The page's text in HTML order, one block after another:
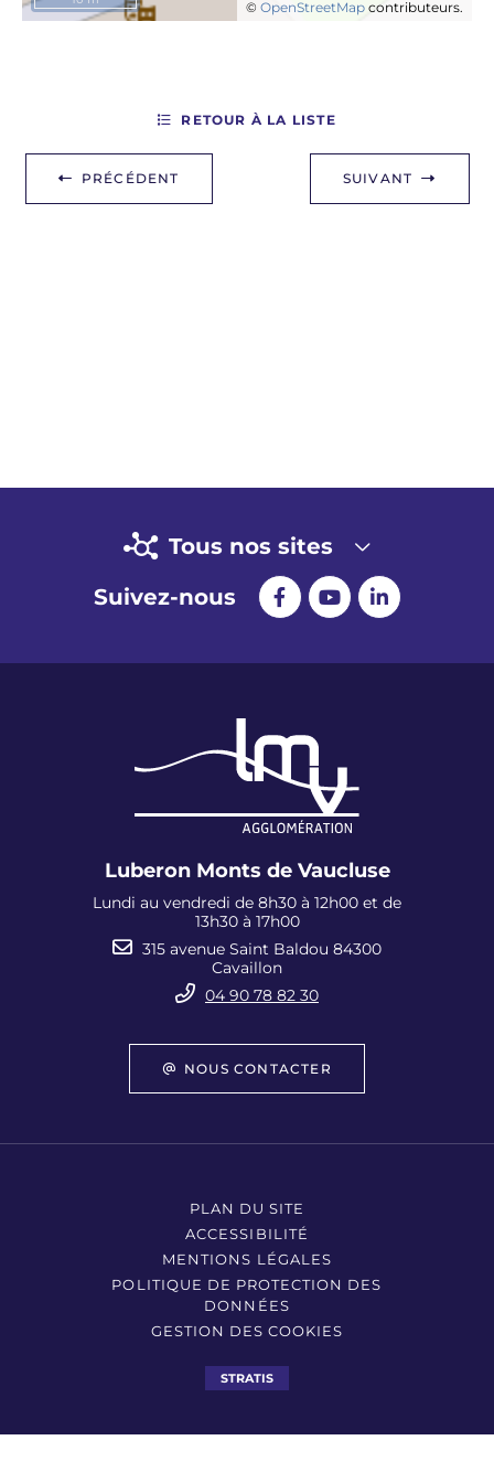
© OpenStreetMap contributeurs.
PRÉCÉDENT
RETOUR À LA LISTE
SUIVANT
Tous nos sites
Suivez-nous
Luberon Monts de Vaucluse
Lundi au vendredi de 8h30 à 12h00 et de
13h30 à 17h00
315 avenue Saint Baldou 84300
Cavaillon
04 90 78 82 30
NOUS CONTACTER
PLAN DU SITE
ACCESSIBILITÉ
MENTIONS LÉGALES
POLITIQUE DE PROTECTION DES
DONNÉES
GESTION DES COOKIES
STRATIS